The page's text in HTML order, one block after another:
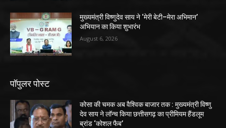
मुख्यमंत्री विष्णुदेव साय ने ‘मेरी बेटी–मेरा अभिमान’
अभियान का किया शुभारंभ
August 6, 2026
पॉपुलर पोस्ट
कोसा की चमक अब वैश्विक बाजार तक : मुख्यमंत्री विष्णु
देव साय ने लॉन्च किया छत्तीसगढ़ का प्रीमियम हैंडलूम
ब्रांड ‘कोशल फैब’